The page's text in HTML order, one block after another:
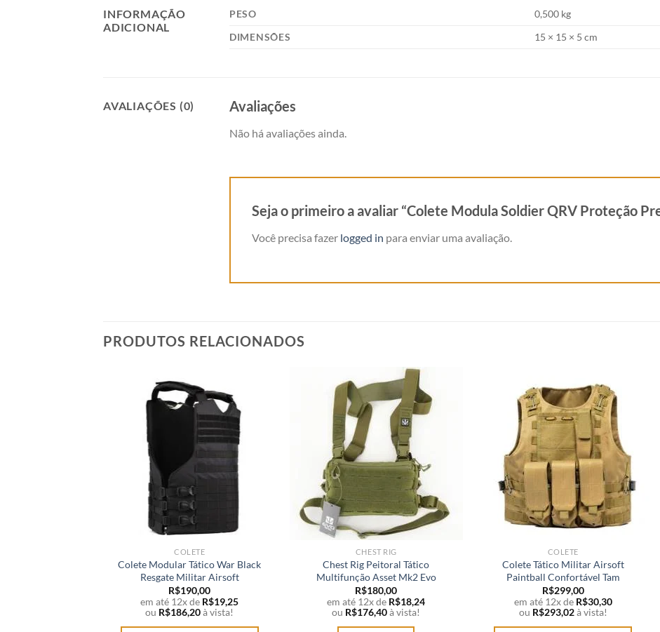
INFORMAÇÃO
ADICIONAL
PESO
0,500 kg
DIMENSÕES
15 × 15 × 5 cm
AVALIAÇÕES (0) Avaliações
Não há avaliações ainda.
Seja o primeiro a avaliar “Colete Modula Soldier QRV Proteção
Você precisa fazer logged in para enviar uma avaliação.
PRODUTOS RELACIONADOS
COLETE
Colete Modular Tático War Black
Resgate Militar Airsoft
R$190,00
em até 12x de R$19,25
ou R$186,20à vista!
CHEST RIG
Chest Rig Peitoral Tático
Multifunção Asset Mk2 Evo
R$180,00
em até 12x de R$18,24
ou R$176,40à vista!
COLETE
Colete Tático Militar Airsoft
Paintball Confortável Tam
R$299,00
em até 12x de R$30,30
ou R$293,02à vista!